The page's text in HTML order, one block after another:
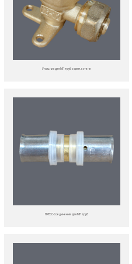
Угольник для МП труб с креп. к стене
ПРЕСС-Соединение для МП труб